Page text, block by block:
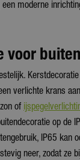
moderne
voor buiten
verlichte krans
of
op de
IP65 kan
neer, zodat ze